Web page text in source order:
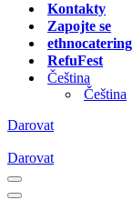
Kontakty
Zapojte se
ethnocatering
RefuFest
Čeština
Čeština
Darovat
Darovat
Navigační
menu
Navigační